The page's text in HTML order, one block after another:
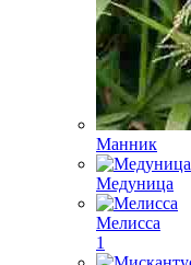
Манник
Медуница
Мелисса
1